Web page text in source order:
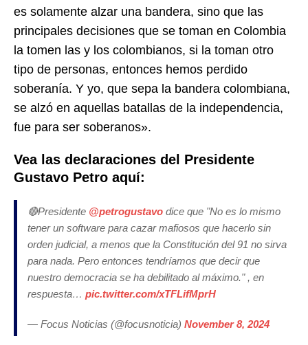
es solamente alzar una bandera, sino que las
principales decisiones que se toman en Colombia
la tomen las y los colombianos, si la toman otro
tipo de personas, entonces hemos perdido
soberanía. Y yo, que sepa la bandera colombiana,
se alzó en aquellas batallas de la independencia,
fue para ser soberanos».
Vea las declaraciones del Presidente
Gustavo Petro aquí:
🔴Presidente @petrogustavo dice que "No es lo mismo
tener un software para cazar mafiosos que hacerlo sin
orden judicial, a menos que la Constitución del 91 no sirva
para nada. Pero entonces tendríamos que decir que
nuestro democracia se ha debilitado al máximo." , en
respuesta… pic.twitter.com/xTFLifMprH
— Focus Noticias (@focusnoticia) November 8, 2024